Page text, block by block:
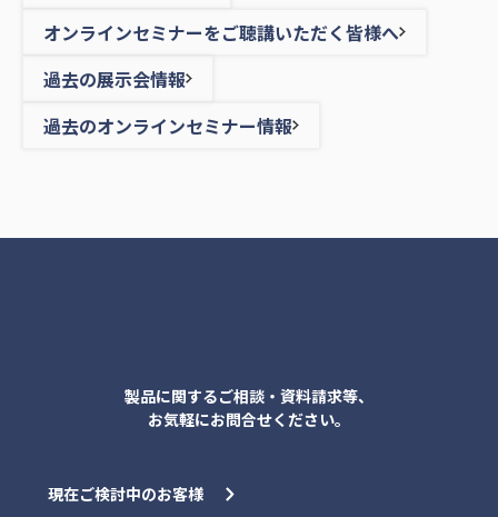
オンラインセミナーをご聴講いただく皆様へ
過去の展示会情報
過去のオンラインセミナー情報
製品に関するご相談・資料請求等、
お気軽にお問合せください。
現在ご検討中のお客様